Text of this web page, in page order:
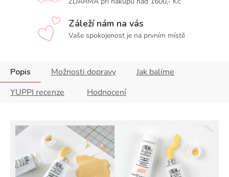
Záleží nám na vás
Vaše spokojenost je na prvním místě
Popis Možnosti dopravy
Jak balíme
YUPPI recenze
Hodnocení